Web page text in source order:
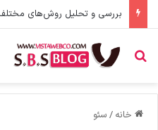
بررسی و تحلیل روش‌های
جستجو برای
خانه / سئو